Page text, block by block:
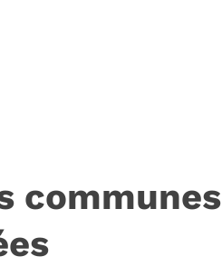
communes